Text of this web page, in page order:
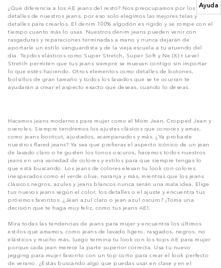
Ayuda
¿Qué diferencia a los AE jeans del resto? Nos preocupamos por los
detalles de nuestros jeans, por eso solo elegimos las mejores telas y
detalles para crearlos. El denim 100% algodón es rígido y se rompe con el
tiempo cuanto más lo usas. Nuestros denim jeans pueden venir con
rasgaduras y reparaciones terminadas a mano y nunca dejarán de
aportarle un estilo vanguardista y de la vieja escuela a tu atuendo del
día. Tejidos elásticos como Super Stretch, Super Soft y Ne (X) t Level
Stretch permiten que tus jeans siempre se muevan contigo sin importar
lo que estés haciendo. Otros elementos como detalles de botones,
bolsillos de gran tamaño y todos los lavados que se te ocurran te
ayudarán a crear el aspecto exacto que deseas, cuando lo deseas.
Hacemos jeans modernos para mujer como el Mom Jean, Cropped Jean y
overoles. Siempre tendremos los ajustes clásicos que conoces y amas,
como jeans bootcut, ajustados, acampanados y más. ¿Ya probaste
nuestros flared jeans? Ya sea que prefieras el aspecto icónico de un jean
de lavado claro o te gusten los tonos oscuros, hacemos todos nuestros
jeans en una variedad de colores y estilos para que siempre tengas lo
que está buscando. Los jeans de colores elevan tu look con colores
inesperados como el verde oliva, naranja y más, mientras que los jeans
clásicos negros, azules y jeans blancos nunca serán una mala idea. Elige
tus nuevos jeans según el color, los detalles o el ajuste y encuentra tus
próximos favoritos. ¿Jean azul claro o jean azul oscuro? ¡Toma una
decisión que te haga muy feliz, como tus jeans AE!.
Mira todas las tendencias de jeans para mujer y encuentra los últimos
estilos que amamos, como jeans de lavado ligero, rasgados, negros, no
elásticos y mucho más, luego termina tu look con los tops AE para mujer
porque cada jean merece la parte superior correcta. Usa tu nuevo
jegging para mujer favorito con un top corto para crear el look perfecto
de verano. ¿Estás buscando algo que puedas usar en clase y en el